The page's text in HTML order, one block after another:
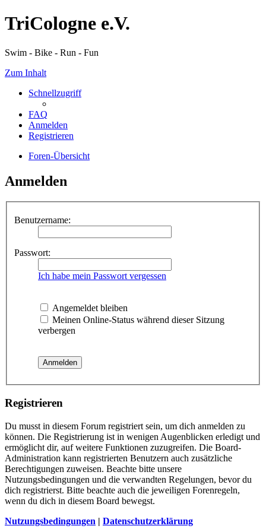
TriCologne e.V.
Swim - Bike - Run - Fun
Zum Inhalt
Schnellzugriff
FAQ
Anmelden
Registrieren
Foren-Übersicht
Anmelden
Benutzername:
Passwort:
Ich habe mein Passwort vergessen
Angemeldet bleiben
Meinen Online-Status während dieser Sitzung
verbergen
Registrieren
Du musst in diesem Forum registriert sein, um dich anmelden zu
können. Die Registrierung ist in wenigen Augenblicken erledigt und
ermöglicht dir, auf weitere Funktionen zuzugreifen. Die Board-
Administration kann registrierten Benutzern auch zusätzliche
Berechtigungen zuweisen. Beachte bitte unsere
Nutzungsbedingungen und die verwandten Regelungen, bevor du
dich registrierst. Bitte beachte auch die jeweiligen Forenregeln,
wenn du dich in diesem Board bewegst.
Nutzungsbedingungen | Datenschutzerklärung